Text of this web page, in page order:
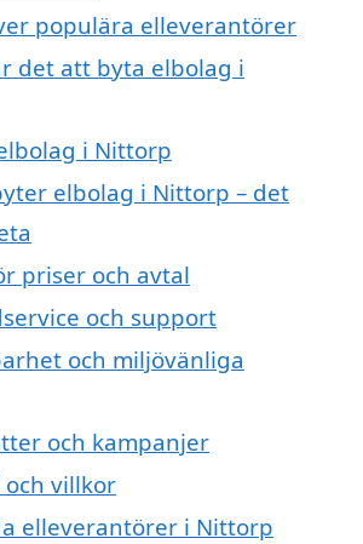
populära elleverantörer
det att byta elbolag i
i Nittorp
elbolag i Nittorp – det
priser och avtal
och support
och miljövänliga
och kampanjer
och villkor
elleverantörer i Nittorp